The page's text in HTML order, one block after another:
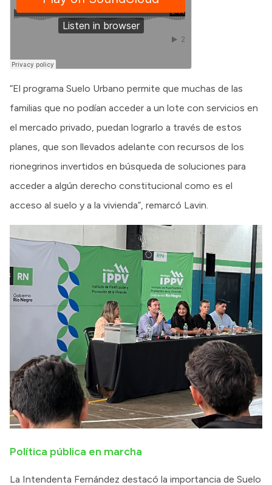
“El programa Suelo Urbano permite que muchas de las
familias que no podían acceder a un lote con servicios en
el mercado privado, puedan lograrlo a través de estos
planes, que son llevados adelante con recursos de los
rionegrinos invertidos en búsqueda de soluciones para
acceder a algún derecho constitucional como es el
acceso al suelo y a la vivienda”, remarcó Lavin.
Política pública en marcha
La Intendenta Fernández destacó la importancia de Suelo